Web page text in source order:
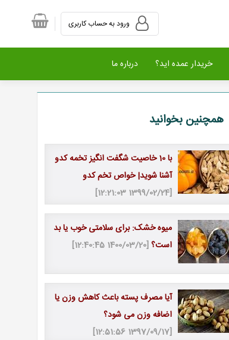
خریدار عمده اید؟ درباره ما
همچنین بخوانید
با 10 خاصیت شگفت انگیز تخمه کدو
آشنا شوید| خواص تخم کدو
[1399/02/24 12:21:03]
میوه خشک: برای سلامتی خوب یا بد
است؟[1400/03/20 12:40:45]
آیا مصرف پسته باعث کاهش وزن یا
اضافه وزن می شود؟
[1397/09/17 12:51:56]